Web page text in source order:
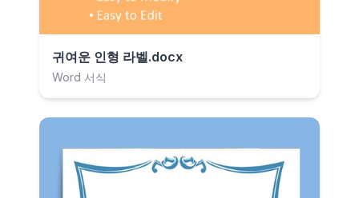
귀여운 인형 라벨.docx
Word 서식